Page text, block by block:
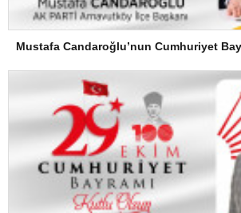
Mustafa Candaroğlu’nun Cumhuriyet